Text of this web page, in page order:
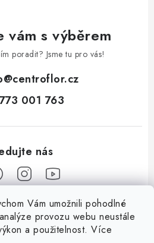
Vám umožnili pohodlné
provozu webu neustále
a použitelnost. Více
vám s výběrem
poradit? Jsme tu pro vás!
@centroflor.cz
773 001 763